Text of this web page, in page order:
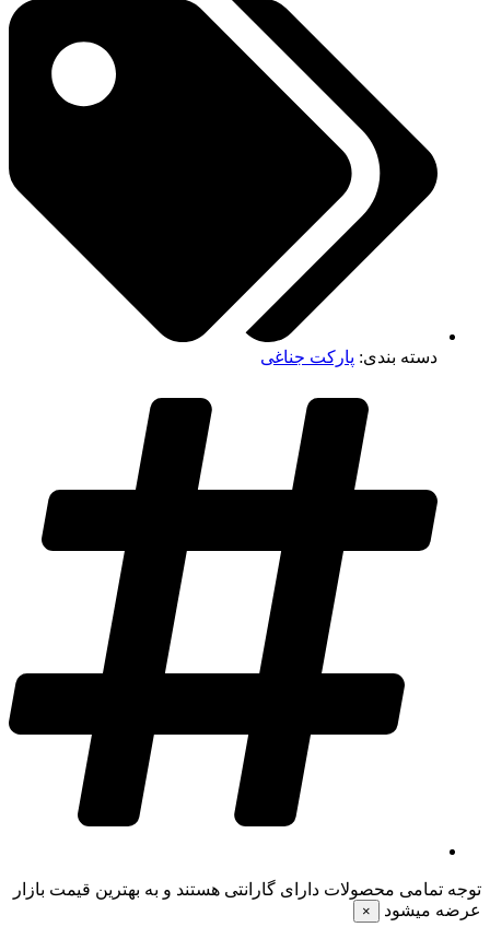
دسته بندی: پارکت جناغی
توجه تمامی محصولات دارای گارانتی هستند و به بهترین قیمت بازار
عرضه میشود
×